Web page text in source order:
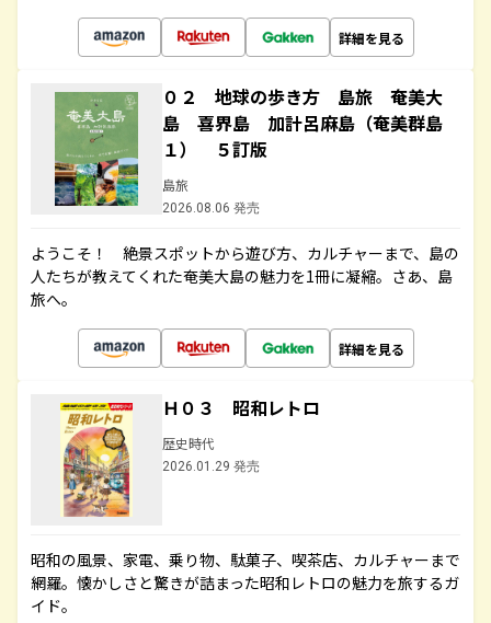
詳細を見る
０２ 地球の歩き方 島旅 奄美大
島 喜界島 加計呂麻島（奄美群島
１） ５訂版
島旅
2026.08.06 発売
ようこそ！ 絶景スポットから遊び方、カルチャーまで、島の
人たちが教えてくれた奄美大島の魅力を1冊に凝縮。さあ、島
旅へ。
詳細を見る
Ｈ０３ 昭和レトロ
歴史時代
2026.01.29 発売
昭和の風景、家電、乗り物、駄菓子、喫茶店、カルチャーまで
網羅。懐かしさと驚きが詰まった昭和レトロの魅力を旅するガ
イド。